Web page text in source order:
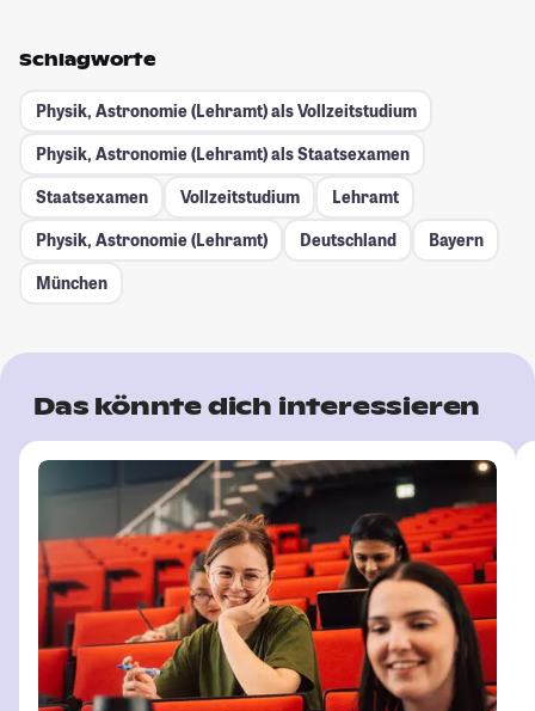
Schlagworte
Physik, Astronomie (Lehramt) als Vollzeitstudium
Physik, Astronomie (Lehramt) als Staatsexamen
Staatsexamen
Vollzeitstudium
Lehramt
Physik, Astronomie (Lehramt)
Deutschland
Bayern
München
Das könnte dich interessieren